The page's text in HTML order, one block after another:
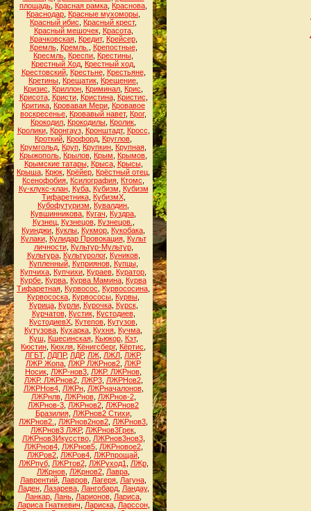
площадь Красная рамка Краснова
Краснодар Красные мухоморы
Красный ибис
Красный крест,
Красный мешочек, Красота,
Крачковская, Кредит, Крейсер,
Кремль, Кремль. Крепостные,
Кресмль Креспи Крестины
Крестный Ход Крестный ход
Крестовский, Крестьне, Крестьяне,
Кретины Крещатик Крещение
Кризис
Криллон Криминал Крис
Крисота, Кристи, Кристина, Кристис
Критика Кровавая Мери Кровавое
воскресенье Кровавый навет, Крог,
Крокодил Крокодилы Кролик
Кролики, Кронгауз, Кронштадт, Кросс
Кроткий Крофорд Круглов
Крумгольд Круп Крупкин Крупная
Крыжополь Крылов Крым Крымов
Крымские татары, Крыса, Крысы,
Крыша Крюк Крёйер Крёстный отец
Ксенофобия Ксилография Ктомс
Ку-клукс-клан, Куба, Кубизм
Кубизм
Тифаретника, КубизмХ,
Кубофутуризм
Кувалдин
Кувшинникова Кугач Куздра
Кузнец, Кузнецов, Кузнецов.
Куинджи Куклы Кукмор Кукобака
Кулаки, Кулидар Провокация, Культ
личности, Культур-Мультур,
Культура, Культуролог, Куников,
Купленный, Куприянов, Купцы,
Купчиха Купчихи Кураев Куратор
Курбе Курва Курва Мамина Курва
Тифаретная Курвосос Курвососина
Курвососка Курвососы Курвы
Курица, Курли, Курочка, Курск,
Курчатов, Кустик, Кустодиев,
КустодиевХ Кутепов Кутузов
Кутузова Кухарка Кухня Кучма
Куш
Кшесинская, Кьюкор, Кэт,
Кюстин Кюхля Кёнигсберг, Кёртис
ЛГБТ, ЛДПР, ЛДР, ЛЖ ЛЖЛ ЛЖР,
ЛЖР Жопа ЛЖР ЛЖРнов2 ЛЖР
Носик ЛЖР-нов3 ЛЖР. ЛЖРнов
ЛЖР. ЛЖРнов2, ЛЖР3, ЛЖРНов2,
ЛЖРНов4, ЛЖРн, ЛЖРначалонов,
ЛЖРнлв, ЛЖРнов, ЛЖРнов-2,
ЛЖРнов-3 ЛЖРнов2 ЛЖРнов2
Бразилия, ЛЖРнов2 Стихи,
ЛЖРнов2.
ЛЖРнов2нов2 ЛЖРнов3
ЛЖРнов3 ЛЖР, ЛЖРнов3Грек
ЛЖРнов3Икусство, ЛЖРнов3нов3,
ЛЖРнов4, ЛЖРнов5, ЛЖРновое2,
ЛЖРов2 ЛЖРов4 ЛЖРпрощай
ЛЖРпуб, ЛЖРтов2, ЛЖРуход1 ЛЖр,
ЛЖрнов ЛЖрнов2 Лавра
Лаврентий Лавров Лагеря Лагуна
Ладен, Лазарева, Лангобард, Ландау,
Ланкар Лань Ларионов Лариса
Лариса Гнаткевич
Лариска, Ларссон,